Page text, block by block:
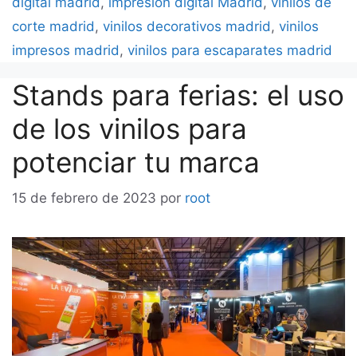
corte madrid, vinilos decorativos madrid, vinilos
impresos madrid, vinilos para escaparates madrid
Stands para ferias: el uso
de los vinilos para
potenciar tu marca
15 de febrero de 2023 por root